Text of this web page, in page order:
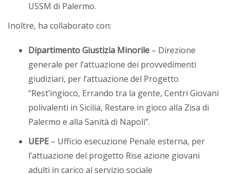
USSM di Palermo.
Inoltre, ha collaborato con:
Dipartimento Giustizia Minorile – Direzione
generale per l’attuazione dei provvedimenti
giudiziari, per l’attuazione del Progetto
“Rest’ingioco, Errando tra la gente, Centri Giovani
polivalenti in Sicilia, Restare in gioco alla Zisa di
Palermo e alla Sanità di Napoli”.
UEPE – Ufficio esecuzione Penale esterna, per
l’attuazione del progetto Rise azione giovani
adulti in carico al servizio sociale